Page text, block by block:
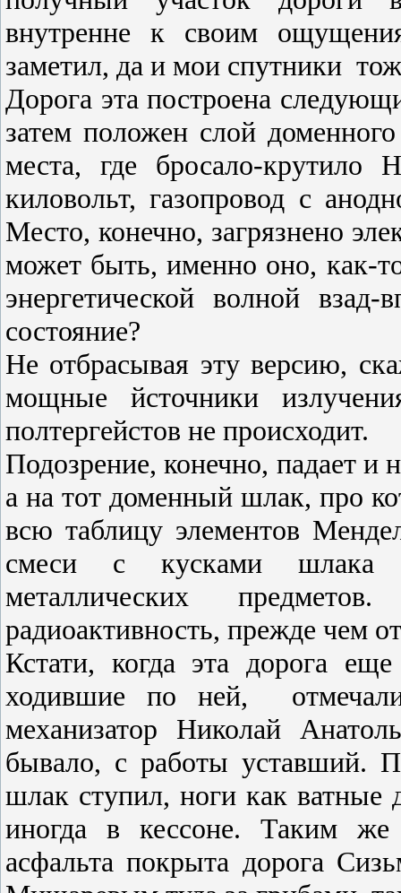
внутренне к своим
заметил, да и мои спутники
Дорога эта построена
затем по­ложен слой
места, где бросало-крутило
киловольт, газопровод с
Место, конечно, загрязнено
может быть, именно оно, как-
энергетической волной
состояние?
Не отбрасывая эту вер­сию,
мощные йсточники
полтергейстов не происходит.
Подозрение, конечно, падает и
а на тот доменный шлак, про
всю таблицу элементов
смеси с кусками шлака
металлических
радиоактивность, прежде чем
Кстати, когда эта дорога
ходившие по ней,
механизатор Николай
бывало, с работы уставший.
шлак ступил, ноги как ватные
иногда в кессоне. Таким
асфальта покрыта дорога